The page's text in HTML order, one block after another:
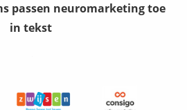
passen neuromarketing toe
in tekst